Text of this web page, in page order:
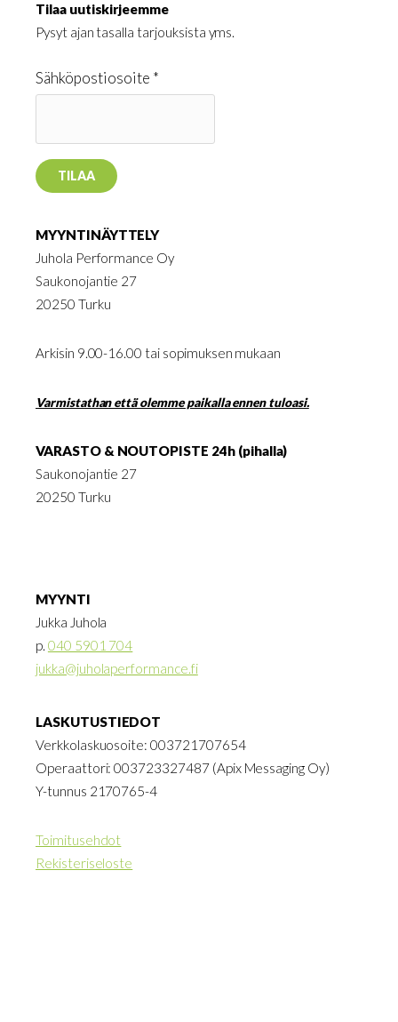
Tilaa uutiskirjeemme
Pysyt ajan tasalla tarjouksista yms.
Sähköpostiosoite *
MYYNTINÄYTTELY
Juhola Performance Oy
Saukonojantie 27
20250 Turku
Arkisin 9.00-16.00 tai sopimuksen mukaan
Varmistathan että olemme paikalla ennen tuloasi.
VARASTO & NOUTOPISTE 24h (pihalla)
Saukonojantie 27
20250 Turku
MYYNTI
Jukka Juhola
p. 040 5901 704
jukka@juholaperformance.fi
LASKUTUSTIEDOT
Verkkolaskuosoite: 003721707654
Operaattori: 003723327487 (Apix Messaging Oy)
Y-tunnus 2170765-4
Toimitusehdot
Rekisteriseloste